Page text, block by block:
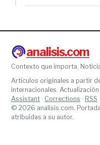
analisis.com
Contexto que importa.
Artículos originales a partir
internacionales. Actualización
Assistant · Corrections · RSS
© 2026 analisis.com.
atribuidas a su autor.